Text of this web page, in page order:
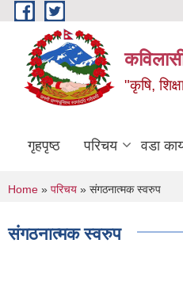
Skip to main content
"कृषि,
गृहपृष्ठ परिचय वडा
You are here
Home » परिचय » संगठनात्मक स्वरुप
संगठनात्मक स्वरुप